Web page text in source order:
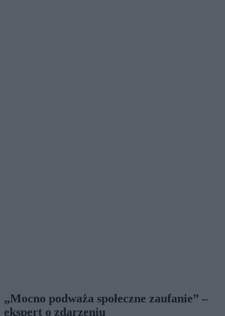
„Mocno podważa społeczne zaufanie” –
ekspert o zdarzeniu